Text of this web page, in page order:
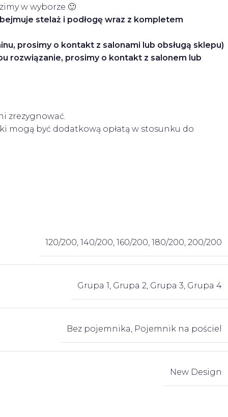
w wyborze 🙂
stelaż i podłogę wraz z kompletem
prosimy o kontakt z salonami lub obsługą sklepu)
rozwiązanie, prosimy o kontakt z salonem lub
zrezygnować.
mogą być dodatkową opłatą w stosunku do
120/200, 140/200, 160/200, 180/200, 200/200
Grupa 1, Grupa 2, Grupa 3, Grupa 4
Bez pojemnika, Pojemnik na pościel
New Design